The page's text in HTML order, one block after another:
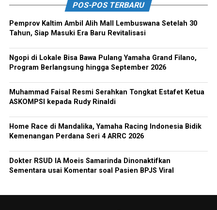
POS-POS TERBARU
Pemprov Kaltim Ambil Alih Mall Lembuswana Setelah 30
Tahun, Siap Masuki Era Baru Revitalisasi
Ngopi di Lokale Bisa Bawa Pulang Yamaha Grand Filano,
Program Berlangsung hingga September 2026
Muhammad Faisal Resmi Serahkan Tongkat Estafet Ketua
ASKOMPSI kepada Rudy Rinaldi
Home Race di Mandalika, Yamaha Racing Indonesia Bidik
Kemenangan Perdana Seri 4 ARRC 2026
Dokter RSUD IA Moeis Samarinda Dinonaktifkan
Sementara usai Komentar soal Pasien BPJS Viral